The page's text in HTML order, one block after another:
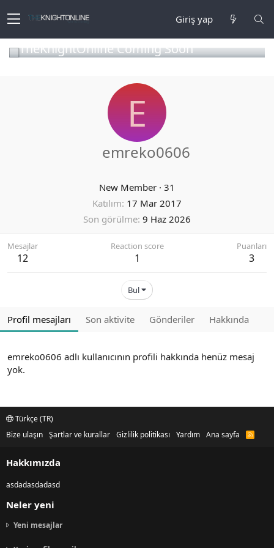
Giriş yap
TheKnightOnline Coming Soon
E
emreko0606
New Member · 31
Katılım 17 Mar 2017
Son görülme 9 Haz 2026
Mesajlar
12
Reaction score
1
Puanları
3
Bul
Profil mesajları Son aktivite Gönderiler Hakkında
emreko0606 adlı kullanıcının profili hakkında henüz mesaj
yok.
Türkçe (TR)
Bize ulaşın Şartlar ve kurallar Gizlilik politikası Yardım Ana sayfa
R
Hakkımızda
asdadasdadasd
Neler yeni
Yeni mesajlar